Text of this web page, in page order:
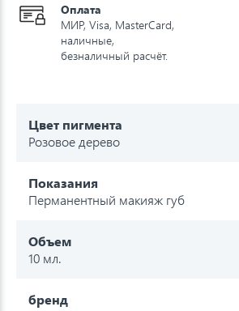
Оплата
МИР, Visa, MasterCard,
наличные,
безналичный расчёт.
Цвет пигмента
Розовое дерево
Показания
Перманентный макияж губ
Объем
10 мл.
бренд